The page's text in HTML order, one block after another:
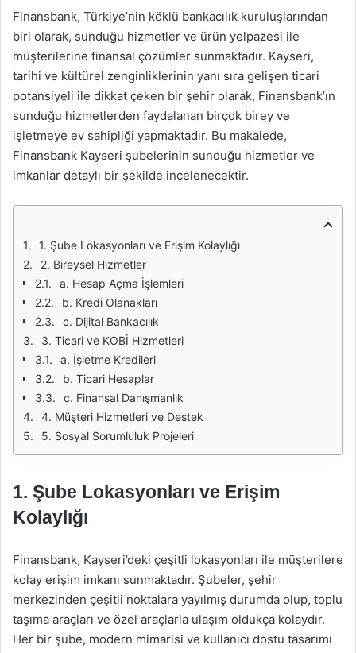
Finansbank, Türkiye’nin köklü bankacılık kuruluşlarından
biri olarak, sunduğu hizmetler ve ürün yelpazesi ile
müşterilerine finansal çözümler sunmaktadır. Kayseri,
tarihi ve kültürel zenginliklerinin yanı sıra gelişen ticari
potansiyeli ile dikkat çeken bir şehir olarak, Finansbank’ın
sunduğu hizmetlerden faydalanan birçok birey ve
işletmeye ev sahipliği yapmaktadır. Bu makalede,
Finansbank Kayseri şubelerinin sunduğu hizmetler ve
imkanlar detaylı bir şekilde incelenecektir.
1. Şube Lokasyonları ve Erişim Kolaylığı
2. Bireysel Hizmetler
a. Hesap Açma İşlemleri
b. Kredi Olanakları
c. Dijital Bankacılık
3. Ticari ve KOBİ Hizmetleri
a. İşletme Kredileri
b. Ticari Hesaplar
c. Finansal Danışmanlık
4. Müşteri Hizmetleri ve Destek
5. Sosyal Sorumluluk Projeleri
1. Şube Lokasyonları ve Erişim
Kolaylığı
Finansbank, Kayseri’deki çeşitli lokasyonları ile müşterilere
kolay erişim imkanı sunmaktadır. Şubeler, şehir
merkezinden çeşitli noktalara yayılmış durumda olup, toplu
taşıma araçları ve özel araçlarla ulaşım oldukça kolaydır.
Her bir şube, modern mimarisi ve kullanıcı dostu tasarımı